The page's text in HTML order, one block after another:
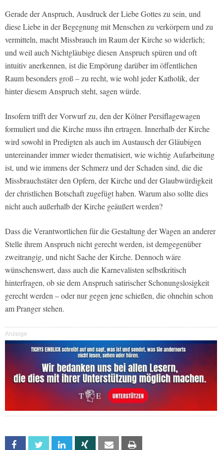
Gerade der Anspruch, Ausdruck der Liebe Gottes zu sein, und
diese Liebe in der Begegnung mit Menschen zu verkörpern und zu
vermitteln, macht Missbrauch im Raum der Kirche so widerlich;
und weil auch Nichtgläubige diesen Anspruch spüren und oft
intuitiv anerkennen, ist die Empörung darüber im öffentlichen
Raum besonders groß – zu recht, wie wohl jeder Katholik, der
hinter diesem Anspruch steht, sagen würde.
Insofern trifft der Vorwurf zu, den der Kölner Persiflagewagen
formuliert und die Kirche muss ihn ertragen. Innerhalb der Kirche
wird sowohl in Predigten als auch im Austausch der Gläubigen
untereinander immer wieder thematisiert, wie wichtig Aufarbeitung
ist, und wie immens der Schmerz und der Schaden sind, die die
Missbrauchstäter den Opfern, der Kirche und der Glaubwürdigkeit
der christlichen Botschaft zugefügt haben. Warum also sollte dies
nicht auch außerhalb der Kirche geäußert werden?
Dass die Verantwortlichen für die Gestaltung der Wagen an anderer
Stelle ihrem Anspruch nicht gerecht werden, ist demgegenüber
zweitrangig, und nicht Sache der Kirche. Dennoch wäre
wünschenswert, dass auch die Karnevalisten selbstkritisch
hinterfragen, ob sie dem Anspruch satirischer Schonungslosigkeit
gerecht werden – oder nur gegen jene schießen, die ohnehin schon
am Pranger stehen.
Anzeige
Facebook Twitter Linkedin Xing Email